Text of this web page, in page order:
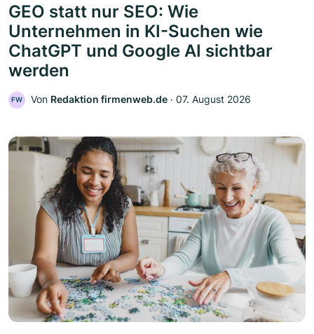
GEO statt nur SEO: Wie
Unternehmen in KI-Suchen wie
ChatGPT und Google AI sichtbar
werden
FW Von Redaktion firmenweb.de ‧ 07. August 2026